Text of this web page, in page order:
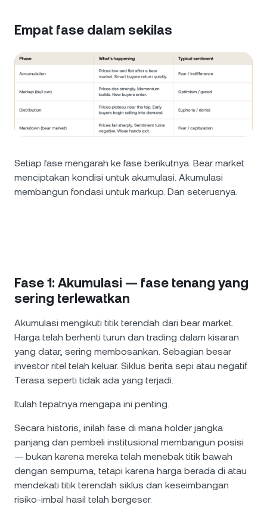
Empat fase dalam sekilas
Setiap fase mengarah ke fase berikutnya. Bear market
menciptakan kondisi untuk akumulasi. Akumulasi
membangun fondasi untuk markup. Dan seterusnya.
Fase 1: Akumulasi — fase tenang yang
sering terlewatkan
Akumulasi mengikuti titik terendah dari bear market.
Harga telah berhenti turun dan trading dalam kisaran
yang datar, sering membosankan. Sebagian besar
investor ritel telah keluar. Siklus berita sepi atau negatif.
Terasa seperti tidak ada yang terjadi.
Itulah tepatnya mengapa ini penting.
Secara historis, inilah fase di mana holder jangka
panjang dan pembeli institusional membangun posisi
— bukan karena mereka telah menebak titik bawah
dengan sempurna, tetapi karena harga berada di atau
mendekati titik terendah siklus dan keseimbangan
risiko-imbal hasil telah bergeser.